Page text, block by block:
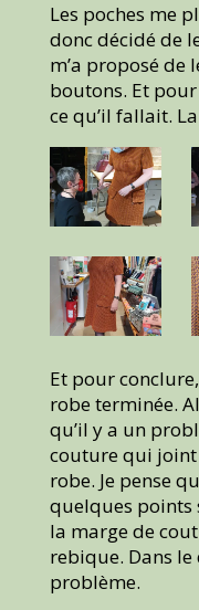
Les poches me
donc décidé de
m’a proposé de
boutons. Et
ce qu’il fallait.
Et pour
robe terminée.
qu’il y a un
couture qui joint
robe. Je pense
quelques points
la marge de
rebique. Dans le
problème.